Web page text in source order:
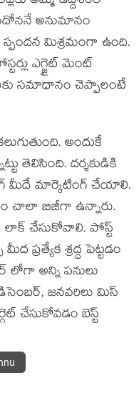
అనుమానం
మిశ్రమంగా ఉంది.
ఎగ్జైట్ మెంట్
సమాధానం చెప్పాలంటే
అందుకే
తెలిసింది. దర్శకుడికి
మీదే మార్కెటింగ్ చేయాలి.
చాలా బిజీగా ఉన్నారు.
లాక్ చేసుకోవాలి. పోస్ట్
ప్రత్యేక శ్రద్ధ పెట్టడం
లోగా అన్ని పనులు
జనవరిలు మిస్
చేసుకోవడం బెస్ట్